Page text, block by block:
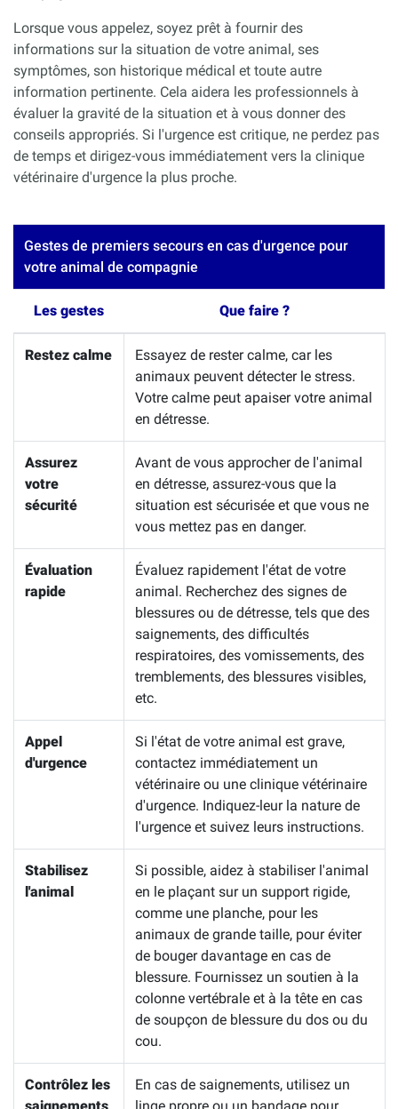
Lorsque vous appelez, soyez prêt à fournir des
informations sur la situation de votre animal, ses
symptômes, son historique médical et toute autre
information pertinente. Cela aidera les professionnels à
évaluer la gravité de la situation et à vous donner des
conseils appropriés. Si l'urgence est critique, ne perdez pas
de temps et dirigez-vous immédiatement vers la clinique
vétérinaire d'urgence la plus proche.
Gestes de premiers secours en cas d'urgence pour
votre animal de compagnie
Les gestes Que faire ?
Restez calme
Essayez de rester calme, car les
animaux peuvent détecter le stress.
Votre calme peut apaiser votre animal
en détresse.
Assurez
votre
sécurité
Avant de vous approcher de l'animal
en détresse, assurez-vous que la
situation est sécurisée et que vous ne
vous mettez pas en danger.
Évaluation
rapide
Évaluez rapidement l'état de votre
animal. Recherchez des signes de
blessures ou de détresse, tels que des
saignements, des difficultés
respiratoires, des vomissements, des
tremblements, des blessures visibles,
etc.
Appel
d'urgence
Si l'état de votre animal est grave,
contactez immédiatement un
vétérinaire ou une clinique vétérinaire
d'urgence. Indiquez-leur la nature de
l'urgence et suivez leurs instructions.
Stabilisez
l'animal
Si possible, aidez à stabiliser l'animal
en le plaçant sur un support rigide,
comme une planche, pour les
animaux de grande taille, pour éviter
de bouger davantage en cas de
blessure. Fournissez un soutien à la
colonne vertébrale et à la tête en cas
de soupçon de blessure du dos ou du
cou.
Contrôlez les
En cas de saignements, utilisez un